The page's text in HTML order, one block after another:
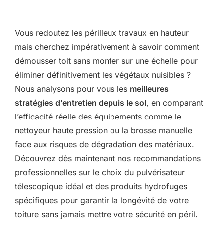
Vous redoutez les périlleux travaux en hauteur
mais cherchez impérativement à savoir comment
démousser toit sans monter sur une échelle pour
éliminer définitivement les végétaux nuisibles ?
Nous analysons pour vous les meilleures
stratégies d’entretien depuis le sol, en comparant
l’efficacité réelle des équipements comme le
nettoyeur haute pression ou la brosse manuelle
face aux risques de dégradation des matériaux.
Découvrez dès maintenant nos recommandations
professionnelles sur le choix du pulvérisateur
télescopique idéal et des produits hydrofuges
spécifiques pour garantir la longévité de votre
toiture sans jamais mettre votre sécurité en péril.